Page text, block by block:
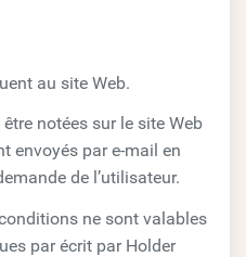
au site Web.
notées sur le site Web
envoyés par e-mail en
de l’utilisateur.
ne sont valables
par écrit par Holder